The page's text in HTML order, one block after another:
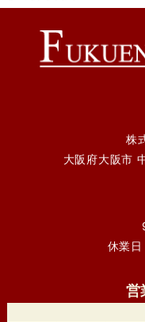
株
大阪府大阪市
休業日
営